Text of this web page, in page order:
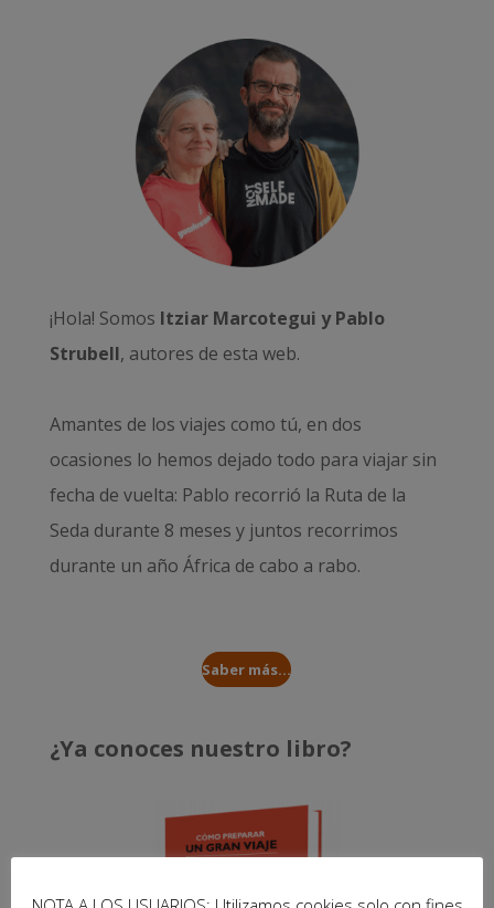
¡Hola! Somos Itziar Marcotegui y Pablo
Strubell, autores de esta web.
Amantes de los viajes como tú, en dos
ocasiones lo hemos dejado todo para viajar sin
fecha de vuelta: Pablo recorrió la Ruta de la
Seda durante 8 meses y juntos recorrimos
durante un año África de cabo a rabo.
Saber más...
¿Ya conoces nuestro libro?